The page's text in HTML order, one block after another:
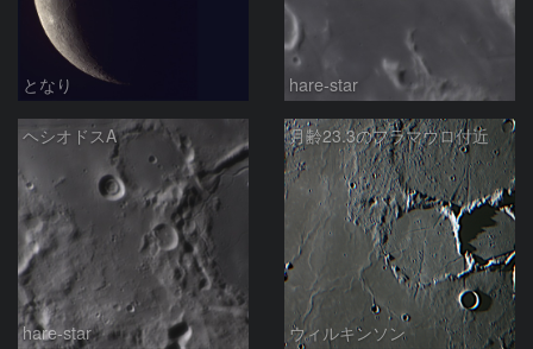
となり hare-star
ヘシオドスA
hare-star
月齢23.3のフラマウロ付近
ウィルキンソン